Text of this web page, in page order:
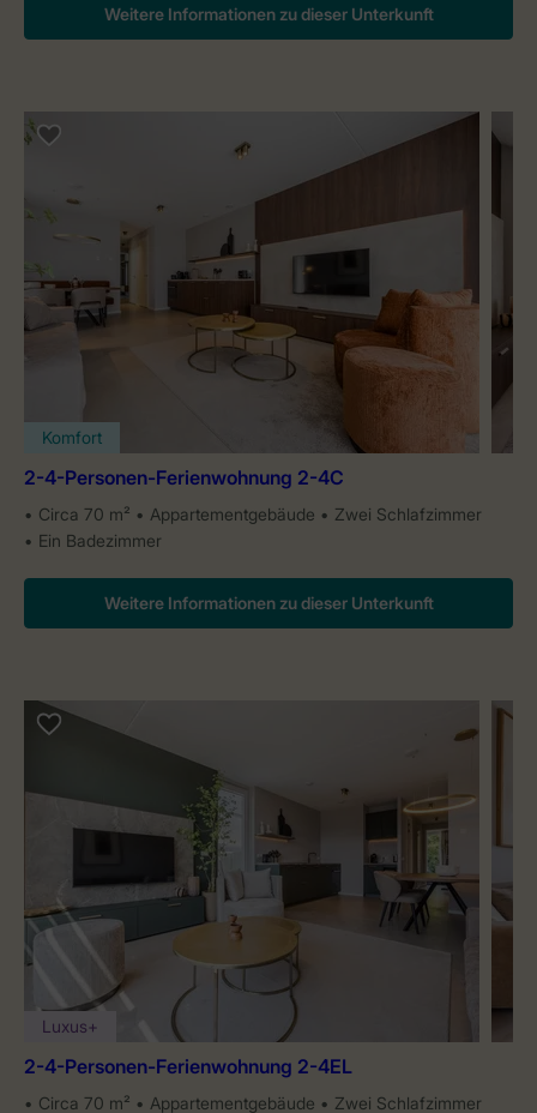
Weitere Informationen zu dieser Unterkunft
Komfort
2-4-Personen-Ferienwohnung 2-4C
Circa 70 m² Appartementgebäude
Zwei Schlafzimmer
Ein Badezimmer
Weitere Informationen zu dieser Unterkunft
Luxus+
2-4-Personen-Ferienwohnung 2-4EL
Circa 70 m² Appartementgebäude
Zwei Schlafzimmer